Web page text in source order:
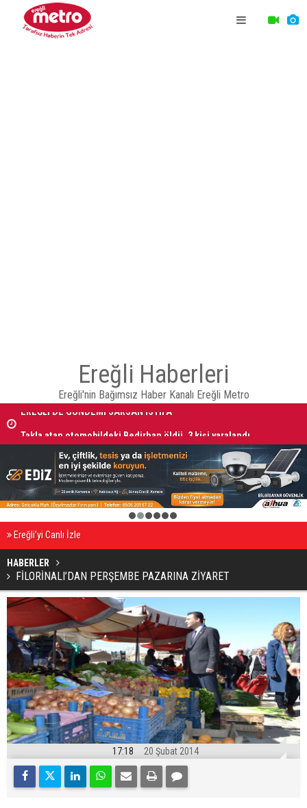
Ereğli Haberleri
Ereğli'nin Bağımsız Haber Kanalı Ereğli Metro
EREĞLİ'DE GÜNDEMİ SARSAN İSTİFA
2 3 4 5 6
Ereğli’yi Canlı İzle
HABERLER
FİLORİNALI’DAN PERŞEMBE PAZARINA ZİYARET
17:18 20 Şubat 2014